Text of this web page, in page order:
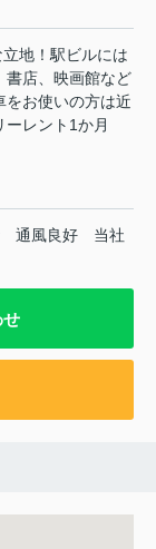
地！駅ビルには
書店、映画館など
をお使いの方は近
レント1か月
通風良好
当社